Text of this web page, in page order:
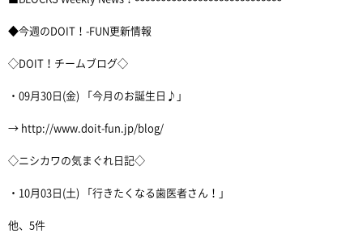
◆今週のDOIT！-FUN更新情報
◇DOIT！チームブログ◇
・09月30日(金) 「今月のお誕生日♪」
→ http://www.doit-fun.jp/blog/
◇ニシカワの気まぐれ日記◇
・10月03日(土) 「行きたくなる歯医者さん！」
他、5件